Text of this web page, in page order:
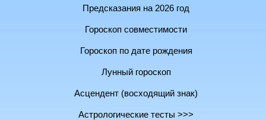
Предсказания на 2026 год
Гороскоп совместимости
Гороскоп по дате рождения
Лунный гороскоп
Асцендент (восходящий знак)
Астрологические тесты >>>